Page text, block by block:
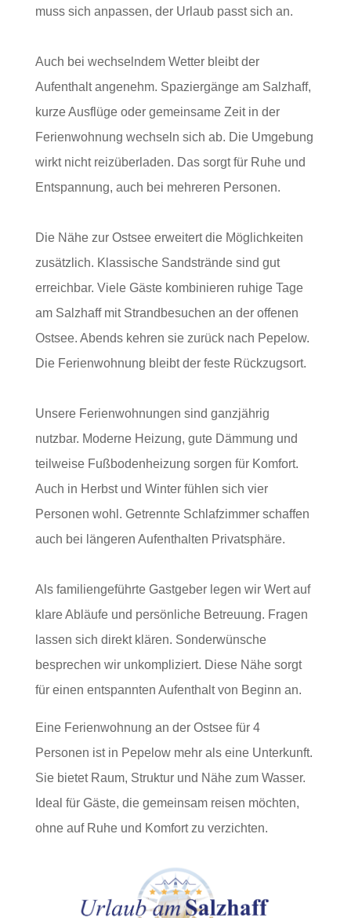
muss sich anpassen, der Urlaub passt sich an.
Auch bei wechselndem Wetter bleibt der
Aufenthalt angenehm. Spaziergänge am Salzhaff,
kurze Ausflüge oder gemeinsame Zeit in der
Ferienwohnung wechseln sich ab. Die Umgebung
wirkt nicht reizüberladen. Das sorgt für Ruhe und
Entspannung, auch bei mehreren Personen.
Die Nähe zur Ostsee erweitert die Möglichkeiten
zusätzlich. Klassische Sandstrände sind gut
erreichbar. Viele Gäste kombinieren ruhige Tage
am Salzhaff mit Strandbesuchen an der offenen
Ostsee. Abends kehren sie zurück nach Pepelow.
Die Ferienwohnung bleibt der feste Rückzugsort.
Unsere Ferienwohnungen sind ganzjährig
nutzbar. Moderne Heizung, gute Dämmung und
teilweise Fußbodenheizung sorgen für Komfort.
Auch in Herbst und Winter fühlen sich vier
Personen wohl. Getrennte Schlafzimmer schaffen
auch bei längeren Aufenthalten Privatsphäre.
Als familiengeführte Gastgeber legen wir Wert auf
klare Abläufe und persönliche Betreuung. Fragen
lassen sich direkt klären. Sonderwünsche
besprechen wir unkompliziert. Diese Nähe sorgt
für einen entspannten Aufenthalt von Beginn an.
Eine Ferienwohnung an der Ostsee für 4
Personen ist in Pepelow mehr als eine Unterkunft.
Sie bietet Raum, Struktur und Nähe zum Wasser.
Ideal für Gäste, die gemeinsam reisen möchten,
ohne auf Ruhe und Komfort zu verzichten.